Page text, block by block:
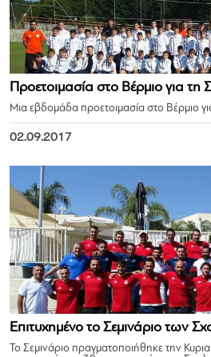
Προετοιμασία στο Βέρμιο για
Μια εβδομάδα προετοιμασία στο Βέρμιο
02.09.2017
Επιτυχημένο το Σεμινάριο των
Το Σεμινάριο πραγματοποιήθηκε την